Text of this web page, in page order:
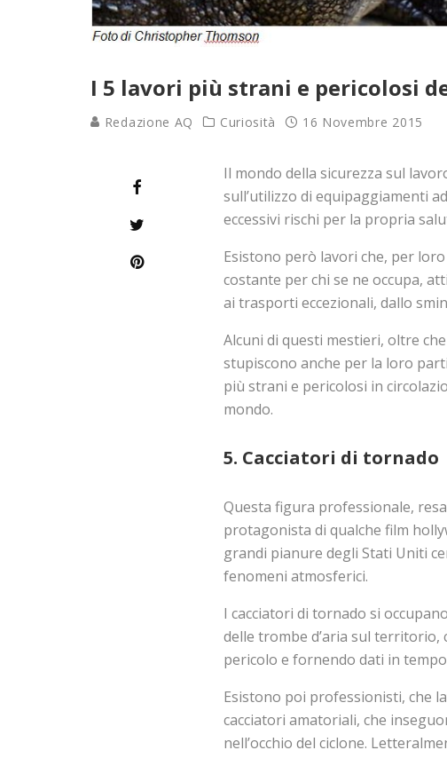
I 5 lavori più strani e pericolosi
Redazione AQ Curiosità 16 Novembre 2015
Il mondo della sicurezza sul
sull’utilizzo di equipaggiamenti
eccessivi rischi per la propria
Esistono però lavori che, per
costante per chi se ne occupa,
ai trasporti eccezionali, dallo
Alcuni di questi mestieri, oltre
stupiscono anche per la loro
più strani e pericolosi in
mondo.
5. Cacciatori di tornado
Questa figura professionale,
protagonista di qualche film
grandi pianure degli Stati Uniti
fenomeni atmosferici.
I cacciatori di tornado si
delle trombe d’aria sul territorio,
pericolo e fornendo dati in
Esistono poi professionisti, che
cacciatori amatoriali, che
nell’occhio del ciclone.